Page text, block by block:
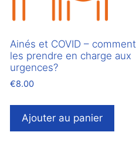
Ainés et COVID – comment
les prendre en charge aux
urgences?
€8.00
Ajouter au panier